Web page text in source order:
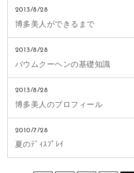
2013/8/28
博多美人ができるまで
2013/8/28
バウムクーヘンの基礎知識
2013/8/28
博多美人のプロフィール
2010/7/28
夏のﾃﾞｨｽﾌﾟﾚｲ